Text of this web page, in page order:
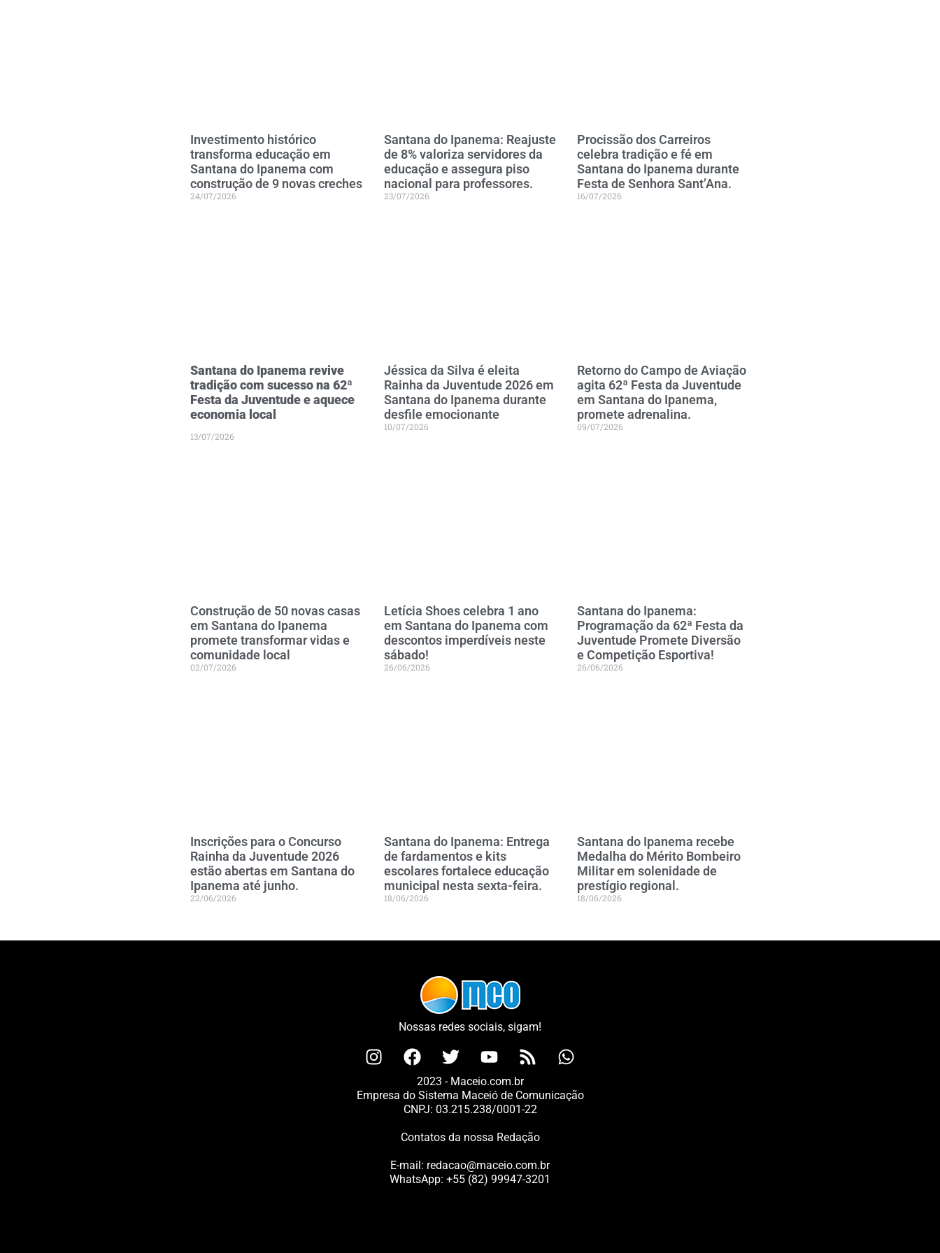
Investimento histórico
transforma educação em
Santana do Ipanema com
construção de 9 novas creches
24/07/2026
Santana do Ipanema: Reajuste
de 8% valoriza servidores da
educação e assegura piso
nacional para professores.
23/07/2026
Procissão dos Carreiros
celebra tradição e fé em
Santana do Ipanema durante
Festa de Senhora Sant’Ana.
16/07/2026
Santana do Ipanema revive
tradição com sucesso na 62ª
Festa da Juventude e aquece
economia local
13/07/2026
Jéssica da Silva é eleita
Rainha da Juventude 2026 em
Santana do Ipanema durante
desfile emocionante
10/07/2026
Retorno do Campo de Aviação
agita 62ª Festa da Juventude
em Santana do Ipanema,
promete adrenalina.
09/07/2026
Construção de 50 novas casas
em Santana do Ipanema
promete transformar vidas e
comunidade local
02/07/2026
Letícia Shoes celebra 1 ano
em Santana do Ipanema com
descontos imperdíveis neste
sábado!
26/06/2026
Santana do Ipanema:
Programação da 62ª Festa da
Juventude Promete Diversão
e Competição Esportiva!
26/06/2026
Inscrições para o Concurso
Rainha da Juventude 2026
estão abertas em Santana do
Ipanema até junho.
22/06/2026
Santana do Ipanema: Entrega
de fardamentos e kits
escolares fortalece educação
municipal nesta sexta-feira.
18/06/2026
Santana do Ipanema recebe
Medalha do Mérito Bombeiro
Militar em solenidade de
prestígio regional.
18/06/2026
Nossas redes sociais, sigam!
2023 - Maceio.com.br
Empresa do Sistema Maceió de Comunicação
CNPJ: 03.215.238/0001-22
Contatos da nossa Redação
E-mail: redacao@maceio.com.br
WhatsApp: +55 (82) 99947-3201